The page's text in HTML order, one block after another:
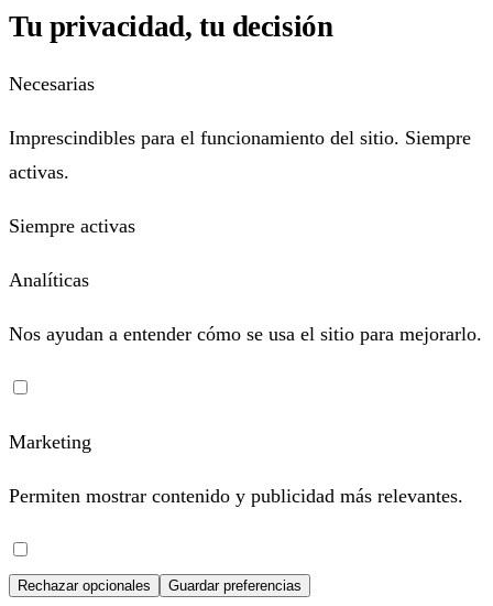
Tu privacidad, tu decisión
Necesarias
Imprescindibles para el funcionamiento del sitio. Siempre
activas.
Siempre activas
Analíticas
Nos ayudan a entender cómo se usa el sitio para mejorarlo.
Marketing
Permiten mostrar contenido y publicidad más relevantes.
Rechazar opcionales Guardar preferencias